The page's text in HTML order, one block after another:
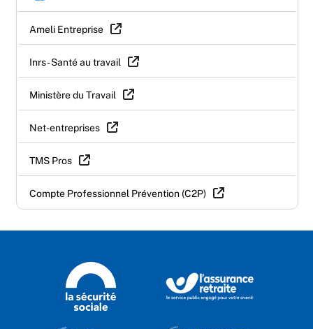
Ameli Entreprise
Inrs - Santé au travail
Ministère du Travail
Net-entreprises
TMS Pros
Compte Professionnel Prévention (C2P)